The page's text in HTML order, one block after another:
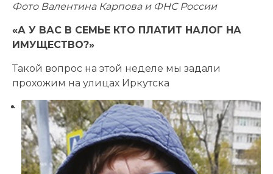
Фото Валентина Карпова и ФНС России
«А У ВАС В СЕМЬЕ КТО ПЛАТИТ НАЛОГ НА
ИМУЩЕСТВО?»
Такой вопрос на этой неделе мы задали
прохожим на улицах Иркутска